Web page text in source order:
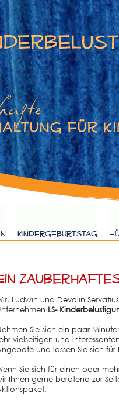
Ludwin und Devolin
LS-
Sie sich ein paar
vielseitigen und
und lassen Sie sich
Sie sich für einen oder
Ihnen gerne beratend zur